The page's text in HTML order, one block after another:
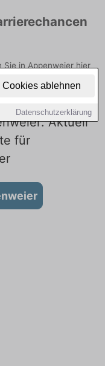
Cookies ablehnen
Datenschutzerklärung
Sie in Appenweier hier
Optionen von Top-
heute.
Aktuell
für